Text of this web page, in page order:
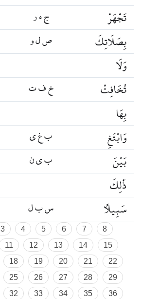
ج ه ر تَجْهَرْ
ص ل و
بِصَلَاتِكَ
وَلَا
خ ف ت تُخَافِتْ
بِهَا
ب غ ي وَابْتَغِ
ب ي ن بَيْنَ
ذَٰلِكَ
س ب ل سَبِيلًا
3 4 5 6 7
8
11 12 13 14
15
18 19 20 21
22
25 26 27 28
29
32 33 34 35
36